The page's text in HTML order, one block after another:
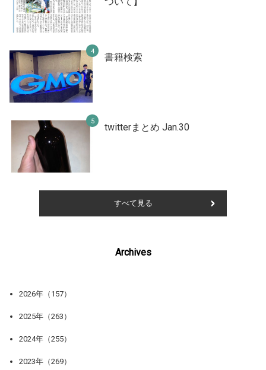
書籍検索
twitterまとめ Jan.30
すべて見る
Archives
2026年（157）
2025年（263）
2024年（255）
2023年（269）